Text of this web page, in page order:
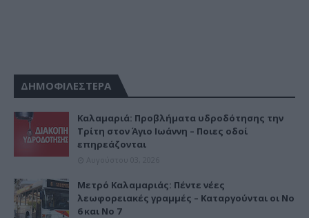
ΔΗΜΟΦΙΛΕΣΤΕΡΑ
Καλαμαριά: Προβλήματα υδροδότησης την
Τρίτη στον Άγιο Ιωάννη – Ποιες οδοί
επηρεάζονται
Μετρό Καλαμαριάς: Πέντε νέες
λεωφορειακές γραμμές – Καταργούνται οι Νο
6 και Νο 7